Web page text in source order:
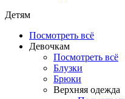
Детям
Посмотреть всё
Девочкам
Посмотреть всё
Блузки
Брюки
Верхняя одежда